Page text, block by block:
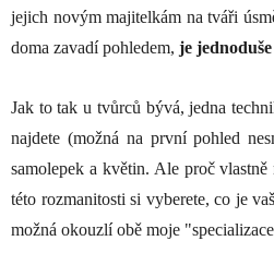
jejich novým majitelkám na tváři
doma zavadí pohledem, je
Jak to tak u tvůrců bývá, jedna
najdete (možná na první pohled
samolepek a květin. Ale proč
této rozmanitosti si vyberete, co je
možná okouzlí obě moje